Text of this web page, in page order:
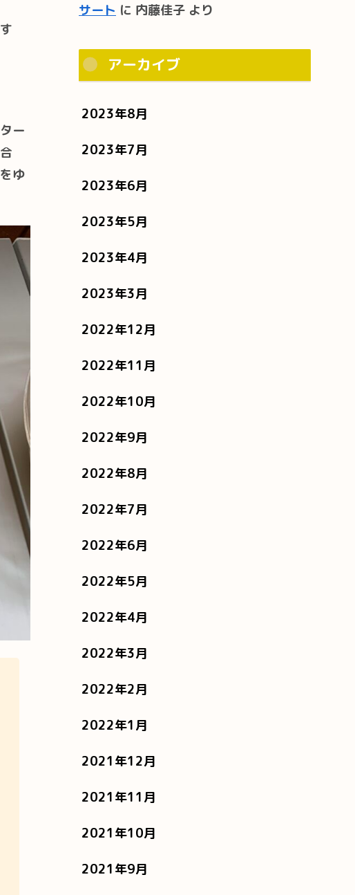
ー
ゆ
サート に 内藤佳子 より
アーカイブ
2023年8月
2023年7月
2023年6月
2023年5月
2023年4月
2023年3月
2022年12月
2022年11月
2022年10月
2022年9月
2022年8月
2022年7月
2022年6月
2022年5月
2022年4月
2022年3月
2022年2月
2022年1月
2021年12月
2021年11月
2021年10月
2021年9月